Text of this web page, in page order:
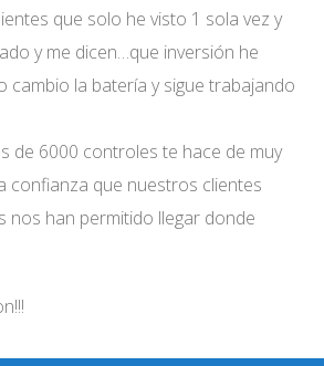
que solo he visto 1 sola vez y
y me dicen…que inversión he
cambio la batería y sigue trabajando
de 6000 controles te hace de muy
confianza que nuestros clientes
nos han permitido llegar donde